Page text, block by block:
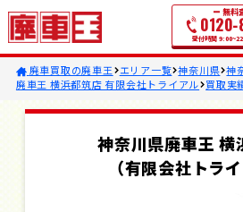
無料
0120-
受付時間
廃車買取の廃車王 エリア一覧 神奈川県 神
廃車王 横浜都筑店 有限会社トライアル 買取実
神奈川県廃車王 横
（有限会社トライ